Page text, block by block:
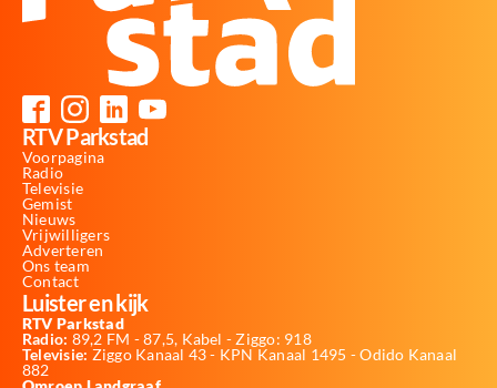
RTV Parkstad
Voorpagina
Radio
Televisie
Gemist
Nieuws
Vrijwilligers
Adverteren
Ons team
Contact
Luister en kijk
RTV Parkstad
Radio: 89,2 FM - 87,5, Kabel - Ziggo: 918
Televisie: Ziggo Kanaal 43 - KPN Kanaal 1495 - Odido Kanaal
882